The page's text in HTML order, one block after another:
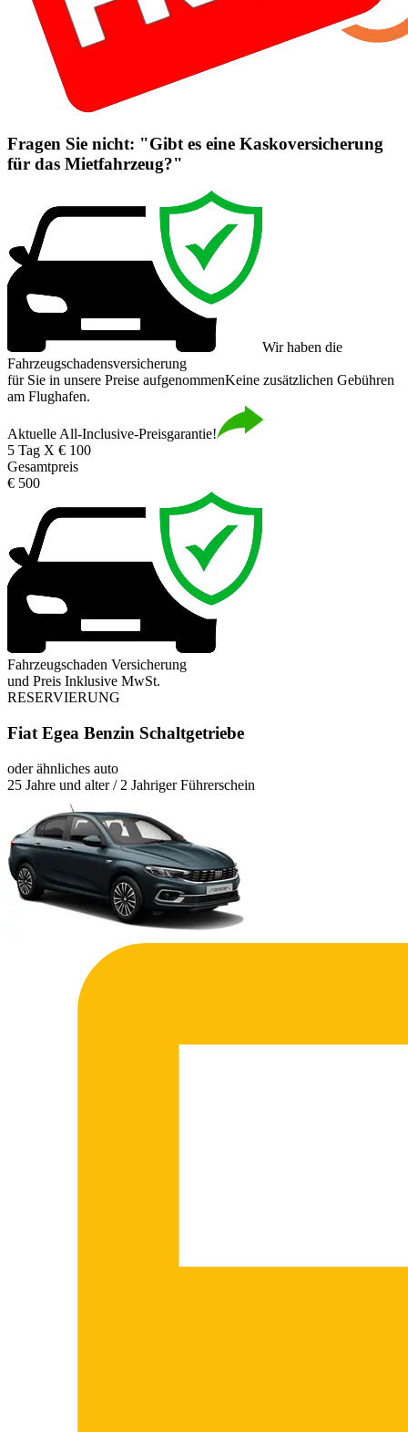
Fragen Sie nicht: "Gibt es eine Kaskoversicherung
für das Mietfahrzeug?"
Wir haben die
Fahrzeugschadensversicherung
für Sie in unsere Preise aufgenommenKeine zusätzlichen Gebühren
am Flughafen.
Aktuelle All-Inclusive-Preisgarantie!
5 Tag X € 100
Gesamtpreis
€ 500
Fahrzeugschaden Versicherung
und Preis Inklusive MwSt.
RESERVIERUNG
Fiat Egea Benzin Schaltgetriebe
oder ähnliches auto
25 Jahre und alter / 2 Jahriger Führerschein